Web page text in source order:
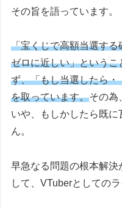
その旨を語っています。
「宝くじで高額当選す
ゼロに近しい」という
ず、「もし当選したら
を取っています。その為
いや、もしかしたら既
ん。
早急なる問題の根本解決
して、VTuberとしての